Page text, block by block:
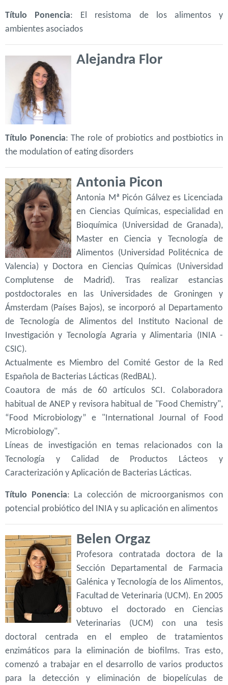
Título Ponencia: El resistoma de los alimentos y
ambientes asociados
Alejandra Flor
Título Ponencia: The role of probiotics and postbiotics in
the modulation of eating disorders
Antonia Picon
Antonia Mª Picón Gálvez es Licenciada
en Ciencias Químicas, especialidad en
Bioquímica (Universidad de Granada),
Master en Ciencia y Tecnología de
Alimentos (Universidad Politécnica de
Valencia) y Doctora en Ciencias Químicas (Universidad
Complutense de Madrid). Tras realizar estancias
postdoctorales en las Universidades de Groningen y
Ámsterdam (Países Bajos), se incorporó al Departamento
de Tecnología de Alimentos del Instituto Nacional de
Investigación y Tecnología Agraria y Alimentaria (INIA -
CSIC).
Actualmente es Miembro del Comité Gestor de la Red
Española de Bacterias Lácticas (RedBAL).
Coautora de más de 60 artículos SCI. Colaboradora
habitual de ANEP y revisora habitual de "Food Chemistry",
“Food Microbiology” e "International Journal of Food
Microbiology".
Líneas de investigación en temas relacionados con la
Tecnología y Calidad de Productos Lácteos y
Caracterización y Aplicación de Bacterias Lácticas.
Título Ponencia: La colección de microorganismos con
potencial probiótico del INIA y su aplicación en alimentos
Belen Orgaz
Profesora contratada doctora de la
Sección Departamental de Farmacia
Galénica y Tecnología de los Alimentos,
Facultad de Veterinaria (UCM). En 2005
obtuvo el doctorado en Ciencias
Veterinarias (UCM) con una tesis
doctoral centrada en el empleo de tratamientos
enzimáticos para la eliminación de biofilms. Tras esto,
comenzó a trabajar en el desarrollo de varios productos
para la detección y eliminación de biopelículas de